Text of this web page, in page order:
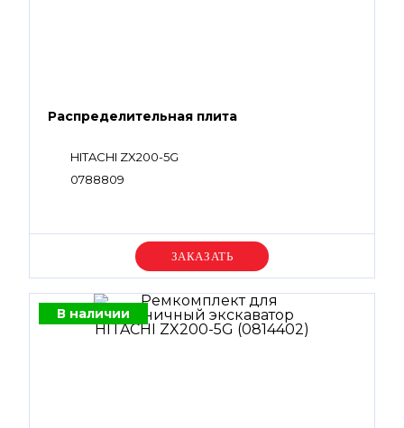
Распределительная плита
HITACHI ZX200-5G
0788809
Уточняйте цену
В наличии